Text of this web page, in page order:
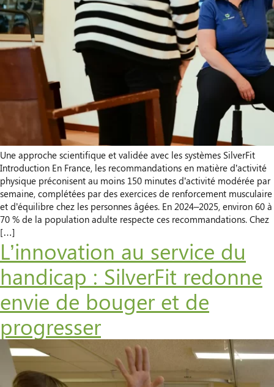
Une approche scientifique et validée avec les systèmes SilverFit
Introduction En France, les recommandations en matière d’activité
physique préconisent au moins 150 minutes d’activité modérée par
semaine, complétées par des exercices de renforcement musculaire
et d’équilibre chez les personnes âgées. En 2024–2025, environ 60 à
70 % de la population adulte respecte ces recommandations. Chez
[…]
L’innovation au service du
handicap : SilverFit redonne
envie de bouger et de
progresser